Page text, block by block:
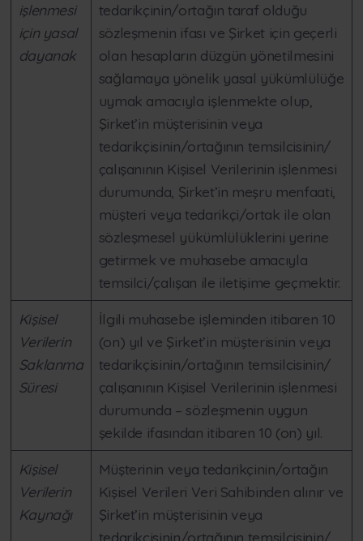
işlenmesi
için yasal
dayanak
tedarikçinin/ortağın taraf olduğu
sözleşmenin ifası ve Şirket için geçerli
olan hesapların düzgün yönetilmesini
sağlamaya yönelik yasal yükümlülüğe
uymak amacıyla işlenmekte olup,
Şirket’in müşterisinin veya
tedarikçisinin/ortağının temsilcisinin/
çalışanının Kişisel Verilerinin işlenmesi
durumunda, Şirket’in meşru menfaati,
müşteri veya tedarikçi/ortak ile olan
sözleşmesel yükümlülüklerini yerine
getirmek ve muhasebe amacıyla
temsilci/çalışan ile iletişime geçmektir.
Kişisel
Verilerin
Saklanma
Süresi
İlgili muhasebe işleminden itibaren 10
(on) yıl ve Şirket’in müşterisinin veya
tedarikçisinin/ortağının temsilcisinin/
çalışanının Kişisel Verilerinin işlenmesi
durumunda – sözleşmenin uygun
şekilde ifasından itibaren 10 (on) yıl.
Kişisel
Verilerin
Kaynağı
Müşterinin veya tedarikçinin/ortağın
Kişisel Verileri Veri Sahibinden alınır ve
Şirket’in müşterisinin veya
tedarikçisinin/ortağının temsilcisinin/